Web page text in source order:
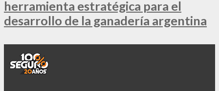
herramienta estratégica para el
desarrollo de la ganadería argentina